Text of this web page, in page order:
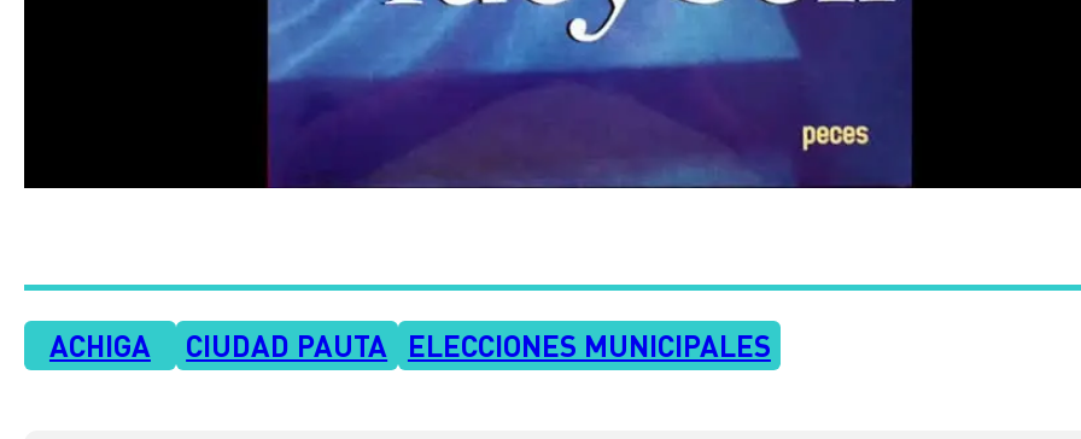
ACHIGA CIUDAD PAUTA ELECCIONES MUNICIPALES